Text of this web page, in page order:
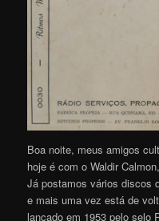
Boa noite, meus amigos
hoje é com o Waldir
Já postamos vários discos
e mais uma vez está de
lançado em 1953 pelo selo